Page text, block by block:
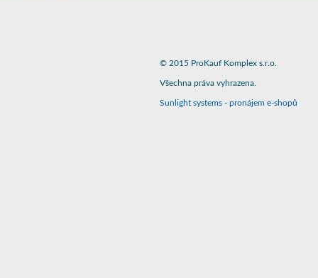
© 2015 ProKauf Komplex s.r.o.
Všechna práva vyhrazena.
Sunlight systems - pronájem e-shopů